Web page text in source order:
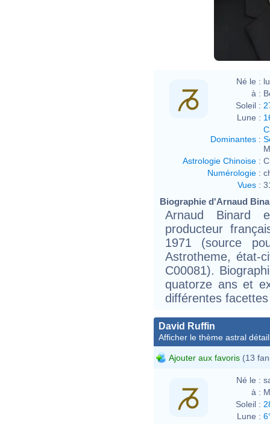
Né le :
à :
Soleil :
Lune :
Dominantes :
Astrologie Chinoise :
Numérologie :
Vues :
Biographie d'Arnaud
Arnaud Binard
producteur
1971 (source
Astrotheme, état-
C00081).
quatorze ans et
différentes
David Ruffin
Afficher le thème astral
Ajouter aux favoris (13
Né le :
à :
Soleil :
Lune :